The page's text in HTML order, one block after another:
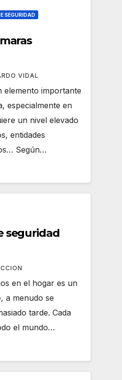
SEGURIDAD
VIDAL
elemento importante
especialmente en
un nivel elevado
entidades
Según…
seguridad
en el hogar es un
a menudo se
tarde. Cada
el mundo…